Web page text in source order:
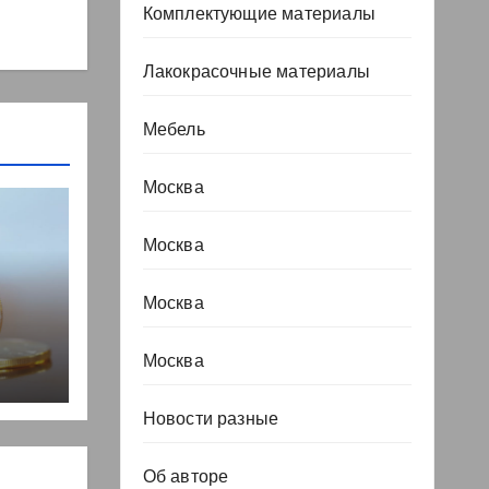
но
Комплектующие материалы
Лакокрасочные материалы
Мебель
Москва
Москва
Москва
Москва
Новости разные
Об авторе